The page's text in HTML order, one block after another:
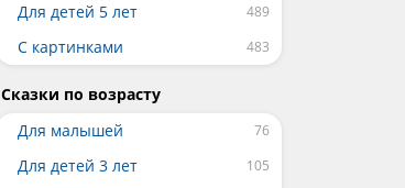
Для детей 5 лет
С картинками
Сказки по возрасту
Для малышей
Для детей 3 лет